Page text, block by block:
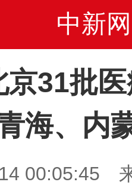
中新网
京31批
海、内
00:05:45